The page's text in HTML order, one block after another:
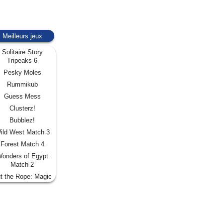
Meilleurs jeux
Solitaire Story
Tripeaks 6
Pesky Moles
Rummikub
Guess Mess
Clusterz!
Bubblez!
West Match 3
Forest Match 4
of Egypt
Match 2
the Rope: Magic